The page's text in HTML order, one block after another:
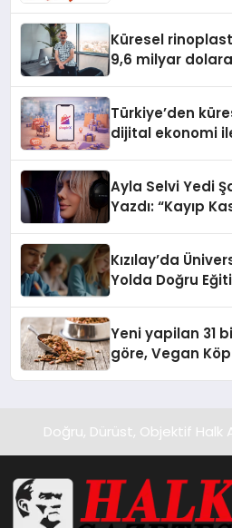
Küresel
9,6 milyar
Türkiye’den
dijital ekonomi
Ayla Selvi Yedi
Yazdı: “Kayıp
Kızılay’da
Yolda Doğru
Yeni yapilan 31
göre, Vegan
Doğru, Dürüst, Objektif Halk